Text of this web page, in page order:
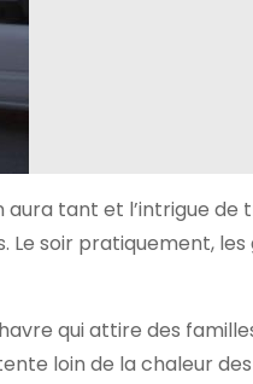
tant et l’intrigue
soir pratiquement,
qui attire des
loin de la chaleur